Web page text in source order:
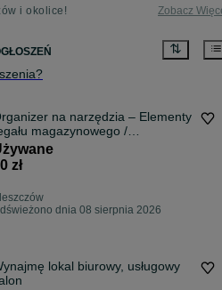
i okolice! Zobacz
na narzędzia – Elementy
magazynowego /
zł
dnia 08 sierpnia 2026
lokal biurowy, usługowy